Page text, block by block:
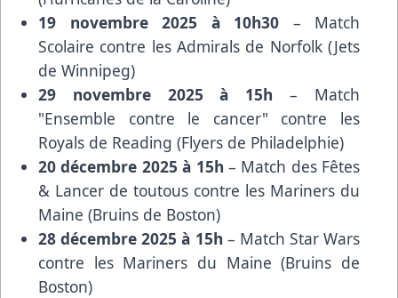
19 novembre 2025 à 10h30 – Match
Scolaire contre les Admirals de Norfolk (Jets
de Winnipeg)
29 novembre 2025 à 15h – Match
"Ensemble contre le cancer" contre les
Royals de Reading (Flyers de Philadelphie)
20 décembre 2025 à 15h – Match des Fêtes
& Lancer de toutous contre les Mariners du
Maine (Bruins de Boston)
28 décembre 2025 à 15h – Match Star Wars
contre les Mariners du Maine (Bruins de
Boston)